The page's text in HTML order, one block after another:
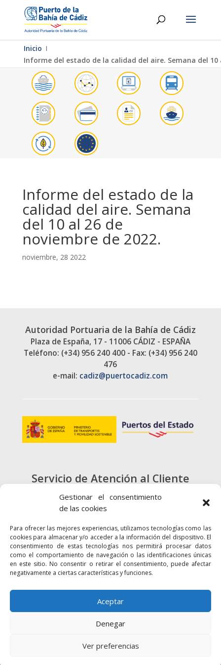
Gestionar el consentimiento
de las cookies
Para ofrecer las mejores experiencias, utilizamos tecnologías como las
cookies para almacenar y/o acceder a la información del dispositivo. El
consentimiento de estas tecnologías nos permitirá procesar datos
como el comportamiento de navegación o las identificaciones únicas
en este sitio. No consentir o retirar el consentimiento, puede afectar
negativamente a ciertas características y funciones.
Aceptar
Denegar
Ver preferencias
Inicio Ι
Informe del estado de la calidad del aire. Semana del 10
Informe del estado de la
calidad del aire. Semana
del 10 al 26 de
noviembre de 2022.
noviembre, 28 2022
Autoridad Portuaria de la Bahía de Cádiz
Plaza de España, 17 - 11006 CÁDIZ - ESPAÑA
Teléfono: (+34) 956 240 400 - Fax: (+34) 956 240
476
e-mail: cadiz@puertocadiz.com
Servicio de Atención al Cliente
900 720 415
CONTACTO
Enlaces Accesibilidad Mapa Web
Política de cookies
Aviso legal